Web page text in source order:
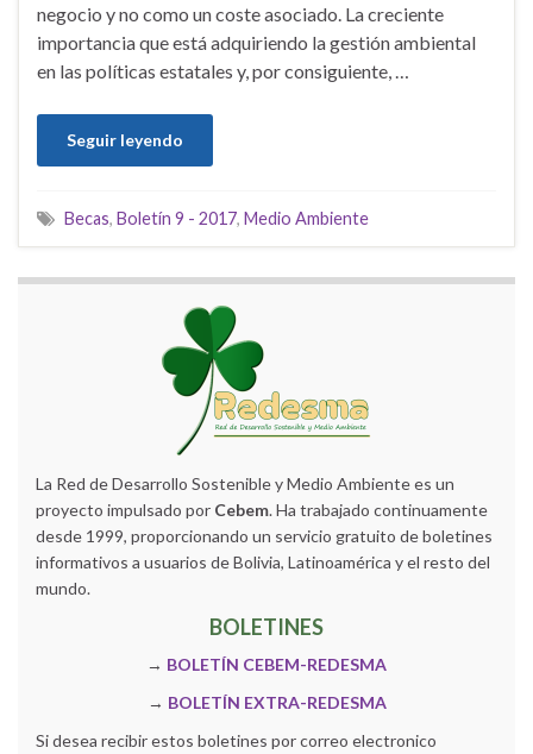
negocio y no como un coste asociado. La creciente
importancia que está adquiriendo la gestión ambiental
en las políticas estatales y, por consiguiente, …
Seguir leyendo
Becas, Boletín 9 - 2017, Medio Ambiente
La Red de Desarrollo Sostenible y Medio Ambiente es un
proyecto impulsado por Cebem. Ha trabajado continuamente
desde 1999, proporcionando un servicio gratuito de boletines
informativos a usuarios de Bolivia, Latinoamérica y el resto del
mundo.
BOLETINES
→ BOLETÍN CEBEM-REDESMA
→ BOLETÍN EXTRA-REDESMA
Si desea recibir estos boletines por correo electronico